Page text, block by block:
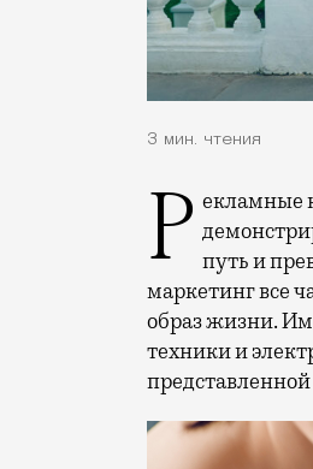
3 мин. чтения
Рекламные кампании техники редко выходят за рамки привычных съемок, путь и
маркетинг все
образ жизни.
техники и
представленной